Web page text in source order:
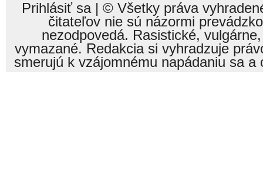
Prihlásiť sa| © Všetky práva
čitateľov nie sú názormi
nezodpovedá. Rasistické,
vymazané. Redakcia si vyhradzuje
smerujú k vzájomnému napádaniu sa